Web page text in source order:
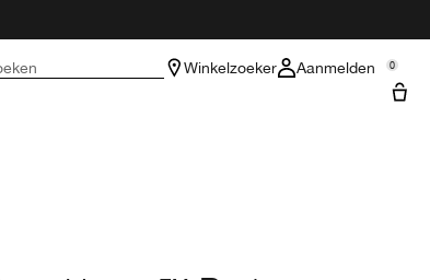
Winkelzoeker Aanmelden 0